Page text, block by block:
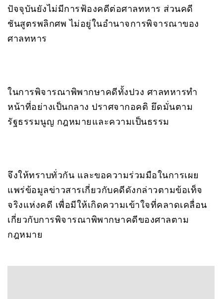
ปัจจุบันยังไม่มีการฟ้องคดีต่อศาลทหาร ส่วนคดี
ชันสูตรพลิกศพ ไม่อยู่ในอำนาจการพิจารณาของ
ศาลทหาร
ในการพิจารณาพิพากษาคดีทั้งปวง ศาลทหารทำ
หน้าที่อย่างเป็นกลาง ปราศจากอคติ ยึดมั่นตาม
รัฐธรรมนูญ กฎหมายและความเป็นธรรม
จึงให้ทราบทั่วกัน และขอความร่วมมือในการเผย
แพร่ข้อมูลข่าวสารเกี่ยวกับคดีดังกล่าวตามข้อเท็จ
จริงแห่งคดี เพื่อมีให้เกิดความเข้าใจที่คลาดเคลื่อน
เกี่ยวกับการพิจารณาพิพากษาคดีของศาลตาม
กฎหมาย